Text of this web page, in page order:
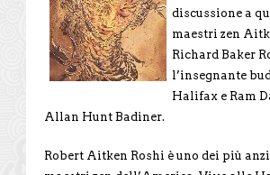
discussione a
maestri zen
Richard Baker
l’insegnante
Halifax e Ram
Allan Hunt Badiner.
Robert Aitken Roshi è uno dei più